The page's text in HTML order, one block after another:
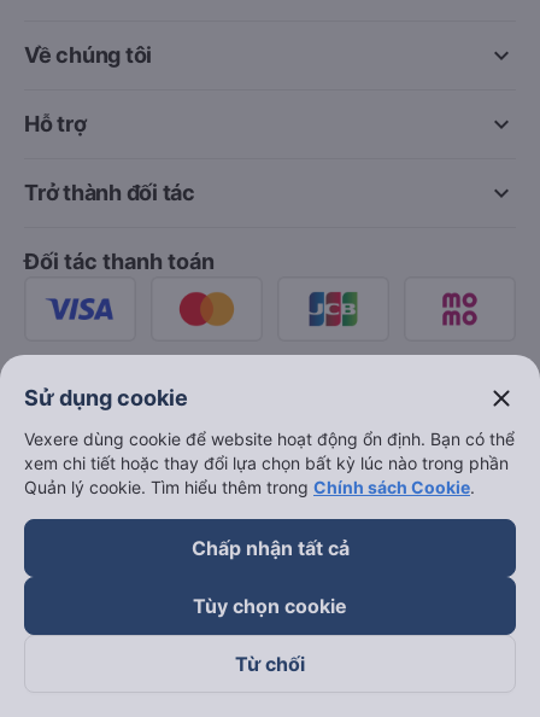
keyboard_arrow_down
Về chúng tôi
keyboard_arrow_down
Hỗ trợ
keyboard_arrow_down
Trở thành đối tác
Đối tác thanh toán
Sử dụng cookie close
Vexere dùng cookie để website hoạt động ổn định. Bạn có thể
xem chi tiết hoặc thay đổi lựa chọn bất kỳ lúc nào trong phần
Quản lý cookie. Tìm hiểu thêm trong Chính sách Cookie.
Chấp nhận tất cả
Tùy chọn cookie
Từ chối